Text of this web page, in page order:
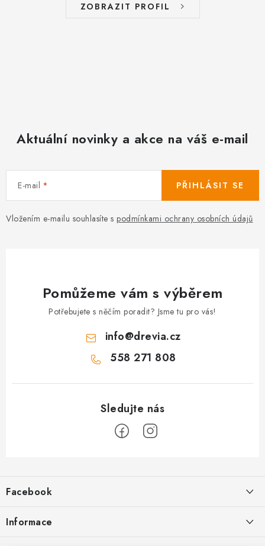
ZOBRAZIT PROFIL
Aktuální novinky a akce na váš e-mail
E-mail
Vložením e-mailu souhlasíte s podmínkami ochrany osobních údajů
PŘIHLÁSIT SE
Pomůžeme vám s výběrem
Potřebujete s něčím poradit? Jsme tu pro vás!
info@drevia.cz
558 271 808
p
a
Facebook
Informace